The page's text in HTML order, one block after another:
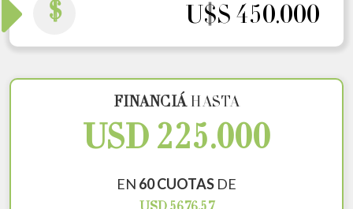
$ U$S 450.000
FINANCIÁHASTA
USD 225.000
EN 60 CUOTAS DE